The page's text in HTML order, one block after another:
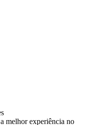
melhor experiência no